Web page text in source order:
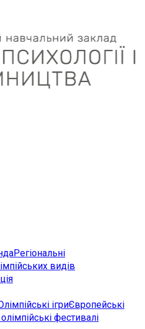
Регіональні
видів
ігриЄвропейські
фестивалі